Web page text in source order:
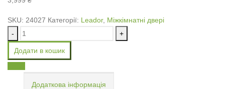
SKU: 24027 Категорії: Leador, Міжкімнатні двері
-
+
Додати в кошик
Додаткова інформація